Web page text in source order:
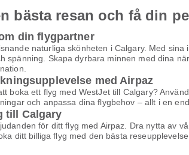
bästa resan och få din
din flygpartner
naturliga skönheten i Calgary. Med
spänning. Skapa dyrbara minnen med dina
med Airpaz
boka ett flyg med WestJet till Calgary?
och anpassa dina flygbehov – allt i en
till Calgary
för ditt flyg med Airpaz. Dra nytta av
ditt billiga flyg med den bästa